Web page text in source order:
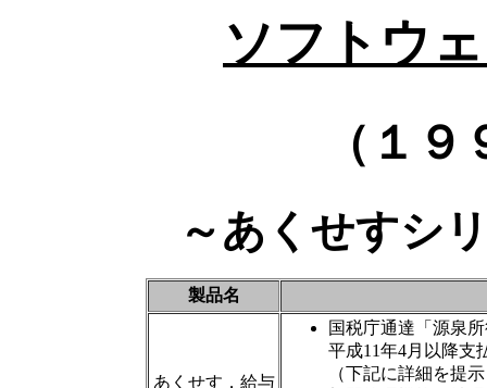
ソフトウ
（１
～あくせすシ
製品名
あくせす．給与
国税庁通達「源泉
平成11年4月以降支
（下記に詳細を提